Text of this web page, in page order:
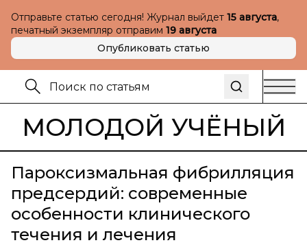
Отправьте статью сегодня! Журнал выйдет 15 августа,
печатный экземпляр отправим 19 августа
Опубликовать статью
МОЛОДОЙ УЧЁНЫЙ
Пароксизмальная фибрилляция
предсердий: современные
особенности клинического
течения и лечения